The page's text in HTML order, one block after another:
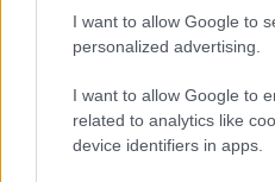
I want to allow Google to
personalized advertising.
I want to allow Google to
related to analytics like
device identifiers in apps.
Fiumicino, squalo attacca
terrore sul lungomare